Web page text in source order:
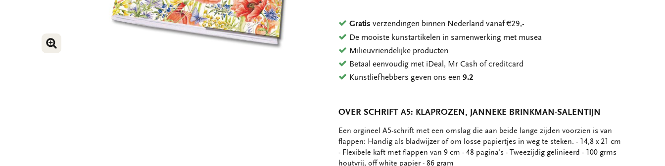
VERGROOT AFBEELDING
Gratis verzendingen binnen Nederland vanaf €29,-
De mooiste kunstartikelen in samenwerking met musea
Milieuvriendelijke producten
Betaal eenvoudig met iDeal, Mr Cash of creditcard
Kunstliefhebbers geven ons een9.2
OVER SCHRIFT A5: KLAPROZEN, JANNEKE BRINKMAN-SALENTIJN
OMSCHRIJVING
Een orgineel A5-schrift met een omslag die aan beide lange zijden voorzien is van
flappen: Handig als bladwijzer of om losse papiertjes in weg te steken. - 14,8 x 21 cm
- Flexibele kaft met flappen van 9 cm - 48 pagina's - Tweezijdig gelinieerd - 100 grms
houtvrij, off white papier - 86 gram